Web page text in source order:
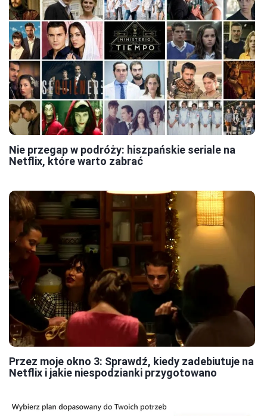
Nie przegap w podróży: hiszpańskie seriale na
Netflix, które warto zabrać
Przez moje okno 3: Sprawdź, kiedy zadebiutuje na
Netflix i jakie niespodzianki przygotowano